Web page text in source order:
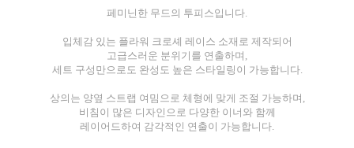
페미닌한 무드의 투피스입니다.
입체감 있는 플라워 크로셰 레이스 소재로 제작되어
고급스러운 분위기를 연출하며,
세트 구성만으로도 완성도 높은 스타일링이 가능합니다.
상의는 양옆 스트랩 여밈으로 체형에 맞게 조절 가능하며,
비침이 많은 디자인으로 다양한 이너와 함께
레이어드하여 감각적인 연출이 가능합니다.